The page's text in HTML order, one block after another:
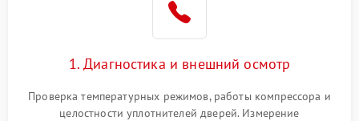
1. Диагностика и внешний осмотр
Проверка температурных режимов, работы компрессора и
целостности уплотнителей дверей. Измерение